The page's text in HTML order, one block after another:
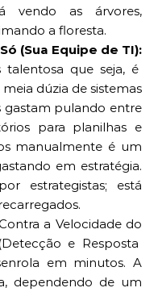
vendo as árvores,
a floresta.
(Sua Equipe de TI):
que seja, é
dúzia de sistemas
gastam pulando entre
para planilhas e
manualmente é um
em estratégia.
estrategistas; está
a Velocidade do
e Resposta
em minutos. A
dependendo de um